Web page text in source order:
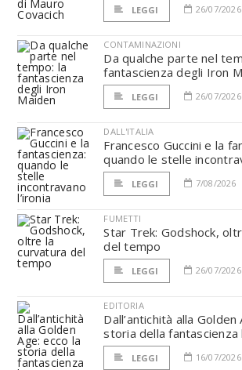
LEGGI 26/07/2026
CONTAMINAZIONI
Da qualche parte nel
fantascienza degli Iron
LEGGI 26/07/2026
DALL'ITALIA
Francesco Guccini e la
quando le stelle
LEGGI 7/08/2026
FUMETTI
Star Trek: Godshock,
del tempo
LEGGI 26/07/2026
EDITORIA
Dall’antichità alla Golden
storia della
LEGGI 16/07/2026